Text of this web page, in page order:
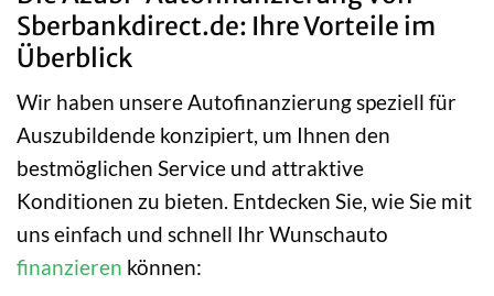
Sberbankdirect.de: Ihre Vorteile im
Überblick
Wir haben unsere Autofinanzierung speziell für
Auszubildende konzipiert, um Ihnen den
bestmöglichen Service und attraktive
Konditionen zu bieten. Entdecken Sie, wie Sie mit
uns einfach und schnell Ihr Wunschauto
finanzieren können: